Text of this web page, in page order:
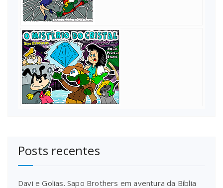
Posts recentes
Davi e Golias. Sapo Brothers em aventura da Bíblia